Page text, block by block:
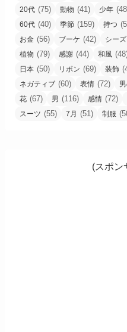
20代 (75) 動物 (41) 少年
60代 (40) 季節 (159) 持つ
お金 (56) ブーケ (42) シー
植物 (79) 感謝 (44) 和風
日本 (50) リボン (69) 装飾
ネガティブ (60) 表情 (72)
花 (67) 男 (116) 感情 (72)
スーツ (55) 7月 (51) 制服
(スポン